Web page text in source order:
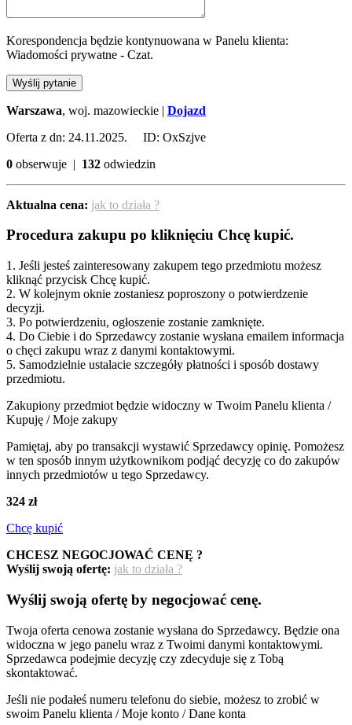
Korespondencja będzie kontynuowana w Panelu klienta:
Wiadomości prywatne - Czat.
Wyślij pytanie
Warszawa, woj. mazowieckie | Dojazd
Oferta z dn: 24.11.2025. ID: OxSzjve
0 obserwuje | 132 odwiedzin
Aktualna cena: jak to działa ?
Procedura zakupu po kliknięciu Chcę kupić.
1. Jeśli jesteś zainteresowany zakupem tego przedmiotu możesz
kliknąć przycisk Chcę kupić.
2. W kolejnym oknie zostaniesz poproszony o potwierdzenie
decyzji.
3. Po potwierdzeniu, ogłoszenie zostanie zamknięte.
4. Do Ciebie i do Sprzedawcy zostanie wysłana emailem informacja
o chęci zakupu wraz z danymi kontaktowymi.
5. Samodzielnie ustalacie szczegóły płatności i sposób dostawy
przedmiotu.
Zakupiony przedmiot będzie widoczny w Twoim Panelu klienta /
Kupuję / Moje zakupy
Pamiętaj, aby po transakcji wystawić Sprzedawcy opinię. Pomożesz
w ten sposób innym użytkownikom podjąć decyzję co do zakupów
innych przedmiotów u tego Sprzedawcy.
324 zł
Chcę kupić
CHCESZ NEGOCJOWAĆ CENĘ ?
Wyślij swoją ofertę: jak to działa ?
Wyślij swoją ofertę by negocjować cenę.
Twoja oferta cenowa zostanie wysłana do Sprzedawcy. Będzie ona
widoczna w jego panelu wraz z Twoimi danymi kontaktowymi.
Sprzedawca podejmie decyzję czy zdecyduje się z Tobą
skontaktować.
Jeśli nie podałeś numeru telefonu do siebie, możesz to zrobić w
swoim Panelu klienta / Moje konto / Dane konta